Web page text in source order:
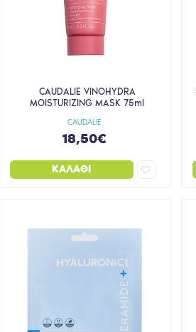
CAUDALIE
CAUDALIE VINOHYDRA
MOISTURIZING MASK 75ml
18,50€
ΚΑΛΆΘΙ